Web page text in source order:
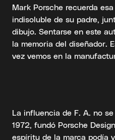
Mark Porsche recuerda
indisoluble de su padre,
dibujo. Sentarse en este
la memoria del diseñador.
vez vemos en la
La influencia de F. A. no
1972, fundó Porsche
espíritu de la marca podía